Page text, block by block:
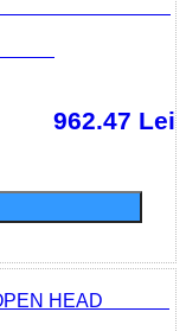
2
962.47 Lei